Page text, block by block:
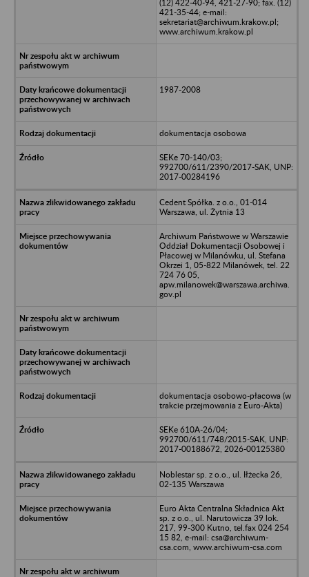
(12) 422-40-94, 421-27-90; fax. (12)
421-35-44; e-mail:
sekretariat@archiwum.krakow.pl;
www.archiwum.krakow.pl
1987-2008
dokumentacja osobowa
SEKe 70-140/03;
992700/611/2390/2017-SAK, UNP:
2017-00284196
Cedent Spółka. z o.o., 01-014
Warszawa, ul. Żytnia 13
Archiwum Państwowe w Warszawie
Oddział Dokumentacji Osobowej i
Płacowej w Milanówku, ul. Stefana
Okrzei 1, 05-822 Milanówek, tel. 22
724 76 05,
apw.milanowek@warszawa.archiwa.
gov.pl
dokumentacja osobowo-płacowa (w
trakcie przejmowania z Euro-Akta)
SEKe 610A-26/04;
992700/611/748/2015-SAK, UNP:
2017-00188672, 2026-00125380
Noblestar sp. z o.o., ul. Iłżecka 26,
02-135 Warszawa
Euro Akta Centralna Składnica Akt
sp. z o.o., ul. Narutowicza 39 lok.
217, 99-300 Kutno, tel.fax 024 254
15 82, e-mail: csa@archiwum-
csa.com, www.archiwum-csa.com